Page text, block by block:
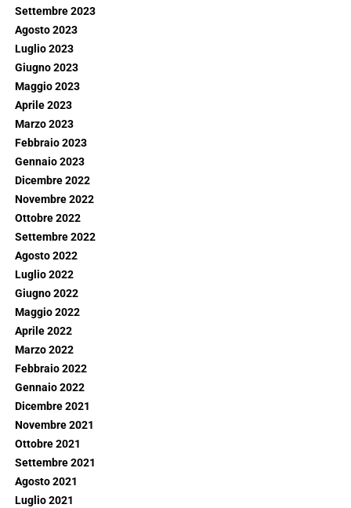
Settembre 2023
Agosto 2023
Luglio 2023
Giugno 2023
Maggio 2023
Aprile 2023
Marzo 2023
Febbraio 2023
Gennaio 2023
Dicembre 2022
Novembre 2022
Ottobre 2022
Settembre 2022
Agosto 2022
Luglio 2022
Giugno 2022
Maggio 2022
Aprile 2022
Marzo 2022
Febbraio 2022
Gennaio 2022
Dicembre 2021
Novembre 2021
Ottobre 2021
Settembre 2021
Agosto 2021
Luglio 2021